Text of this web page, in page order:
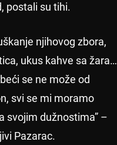
postali su tihi.
njihovog zbora,
ukus kahve sa žara…
se ne može od
svi se mi moramo
svojim dužnostima” –
Pazarac.